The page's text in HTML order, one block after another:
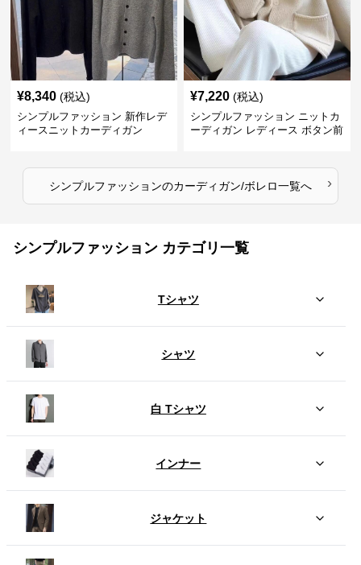
¥8,340 (税込)
シンプルファッション 新作レデ
ィースニットカーディガン
¥7,220 (税込)
シンプルファッション ニットカ
ーディガン レディース ボタン前
シンプルファッションのカーディガン/ボレロ一覧へ ›
シンプルファッション カテゴリ一覧
Tシャツ
シャツ
白 Tシャツ
インナー
ジャケット